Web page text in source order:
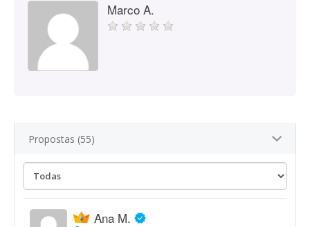
Marco A.
Propostas (55)
Ana M.